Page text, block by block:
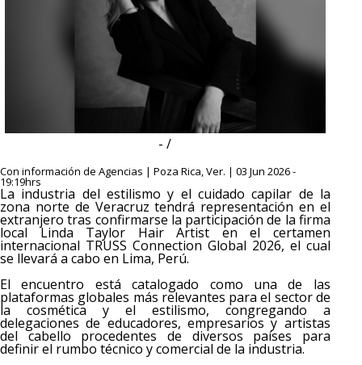
- /
Con información de Agencias | Poza Rica, Ver. | 03 Jun 2026 -
19:19hrs
La industria del estilismo y el cuidado capilar de la
zona norte de Veracruz tendrá representación en el
extranjero tras confirmarse la participación de la firma
local Linda Taylor Hair Artist en el certamen
internacional TRUSS Connection Global 2026, el cual
se llevará a cabo en Lima, Perú.
​El encuentro está catalogado como una de las
plataformas globales más relevantes para el sector de
la cosmética y el estilismo, congregando a
delegaciones de educadores, empresarios y artistas
del cabello procedentes de diversos países para
definir el rumbo técnico y comercial de la industria.